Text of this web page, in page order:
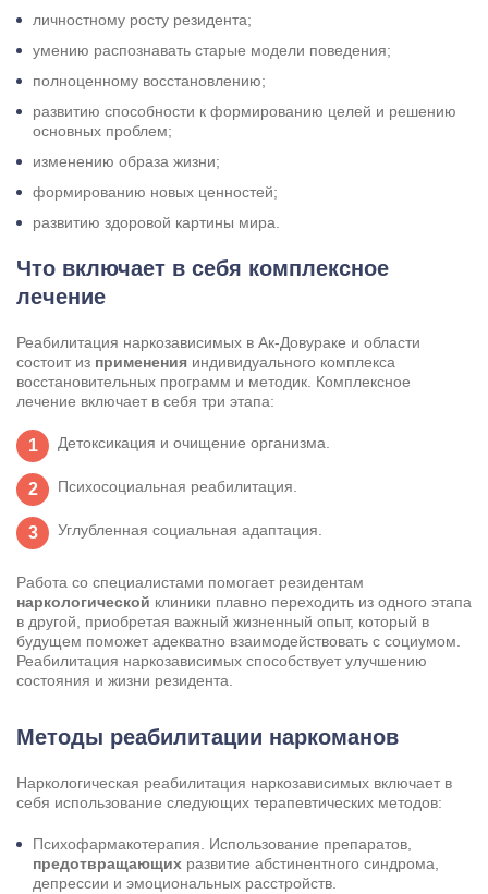
личностному росту резидента;
умению распознавать старые модели поведения;
полноценному восстановлению;
развитию способности к формированию целей и решению
основных проблем;
изменению образа жизни;
формированию новых ценностей;
развитию здоровой картины мира.
Что включает в себя комплексное
лечение
Реабилитация наркозависимых в Ак-Довураке и области
состоит из применения индивидуального комплекса
восстановительных программ и методик. Комплексное
лечение включает в себя три этапа:
Детоксикация и очищение организма.
Психосоциальная реабилитация.
Углубленная социальная адаптация.
Работа со специалистами помогает резидентам
наркологической клиники плавно переходить из одного этапа
в другой, приобретая важный жизненный опыт, который в
будущем поможет адекватно взаимодействовать с социумом.
Реабилитация наркозависимых способствует улучшению
состояния и жизни резидента.
Методы реабилитации наркоманов
Наркологическая реабилитация наркозависимых включает в
себя использование следующих терапевтических методов:
Психофармакотерапия. Использование препаратов,
предотвращающих развитие абстинентного синдрома,
депрессии и эмоциональных расстройств.